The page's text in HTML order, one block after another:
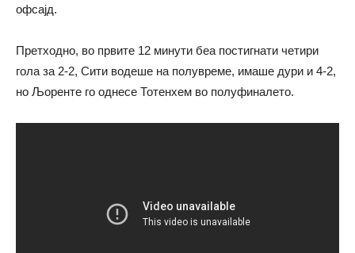
офсајд.
Претходно, во првите 12 минути беа постигнати четири
гола за 2-2, Сити водеше на полувреме, имаше дури и 4-2,
но Љоренте го однесе Тотенхем во полуфиналето.